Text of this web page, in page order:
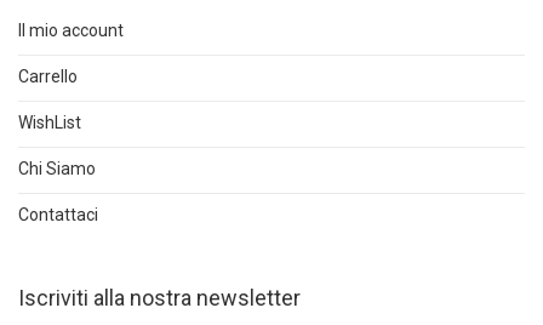
Il mio account
Carrello
WishList
Chi Siamo
Contattaci
Iscriviti alla nostra newsletter